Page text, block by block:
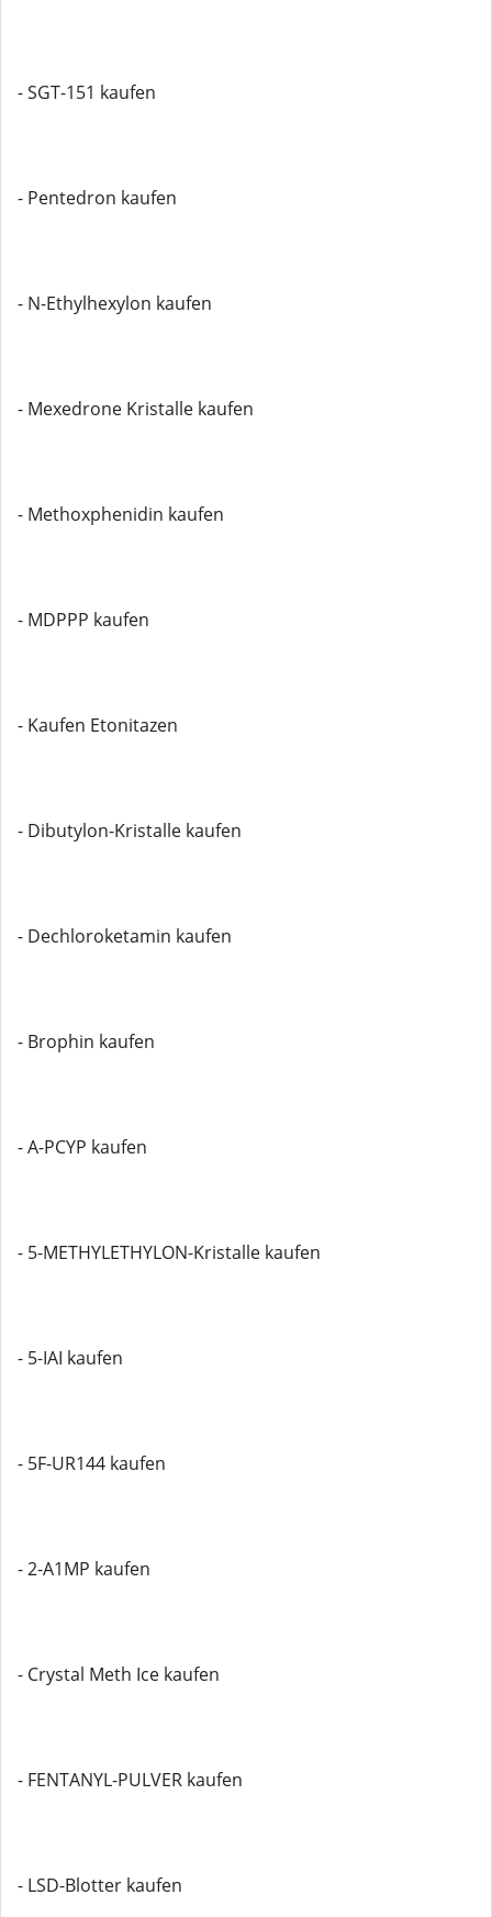
- SGT-151 kaufen
- Pentedron kaufen
- N-Ethylhexylon kaufen
- Mexedrone Kristalle kaufen
- Methoxphenidin kaufen
- MDPPP kaufen
- Kaufen Etonitazen
- Dibutylon-Kristalle kaufen
- Dechloroketamin kaufen
- Brophin kaufen
- A-PCYP kaufen
- 5-METHYLETHYLON-Kristalle kaufen
- 5-IAI kaufen
- 5F-UR144 kaufen
- 2-A1MP kaufen
- Crystal Meth Ice kaufen
- FENTANYL-PULVER kaufen
- LSD-Blotter kaufen